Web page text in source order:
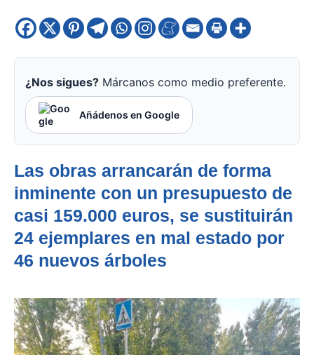
¿Nos sigues? Márcanos como medio preferente.
Añádenos en Google
Las obras arrancarán de forma
inminente con un presupuesto de
casi 159.000 euros, se sustituirán
24 ejemplares en mal estado por
46 nuevos árboles